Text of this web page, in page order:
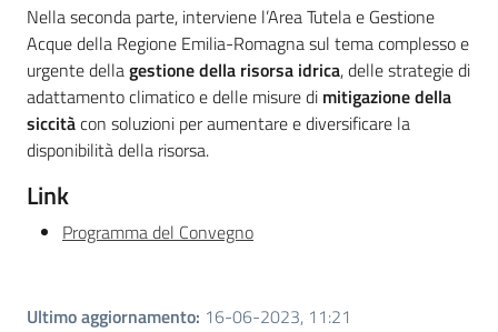
Nella seconda parte, interviene l’Area Tutela e Gestione
Acque della Regione Emilia-Romagna sul tema complesso e
urgente dellagestione della risorsa idrica, delle strategie di
adattamento climatico e delle misure di mitigazione della
siccitàcon soluzioni per aumentare e diversificare la
disponibilità della risorsa.
Link
Programma del Convegno
Ultimo aggiornamento: 16-06-2023, 11:21